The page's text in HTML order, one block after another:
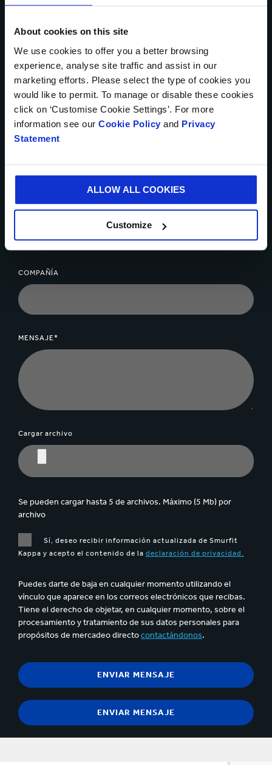
About cookies on this site
We use cookies to offer you a better browsing
experience, analyse site traffic and assist in our
marketing efforts. Please select the type of cookies you
would like to permit. To manage or disable these cookies
click on ‘Customise Cookie Settings’. For more
information see our Cookie Policy and Privacy
Statement
ALLOW ALL COOKIES
Customize
definiciones y las descripciones establecidas por la
norma CEPI EN643.
NÚMERO TELEFÓNICO
CORREO ELECTRÓNICO*
CIUDAD*
COMPAÑÍA
MENSAJE*
Cargar archivo
Se pueden cargar hasta 5 de archivos. Máximo (5 Mb) por
archivo
Sí, deseo recibir información actualizada de Smurfit
Kappa y acepto el contenido de la declaración de privacidad.
Puedes darte de baja en cualquier momento utilizando el
vínculo que aparece en los correos electrónicos que recibas.
Tiene el derecho de objetar, en cualquier momento, sobre el
procesamiento y tratamiento de sus datos personales para
propósitos de mercadeo directocontactándonos.